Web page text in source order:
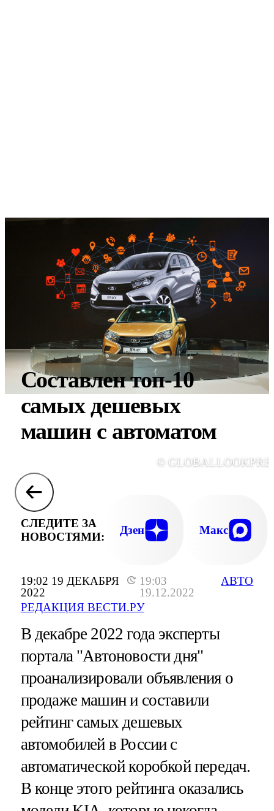
19:02 19 ДЕКАБРЯ
2022
19:03
19.12.2022
РЕДАКЦИЯ ВЕСТИ.РУ
АВТО
Составлен топ-10
самых дешевых
машин с автоматом
©
СЛЕДИТЕ ЗА
НОВОСТЯМИ:
Дзен Макс
В декабре 2022 года эксперты
портала "Автоновости дня"
проанализировали объявления о
продаже машин и составили
рейтинг самых дешевых
автомобилей в России с
автоматической коробкой передач.
В конце этого рейтинга оказались